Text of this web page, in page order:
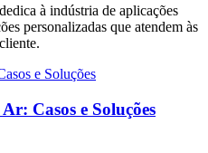
à indústria de aplicações
personalizadas que atendem às
Casos e Soluções